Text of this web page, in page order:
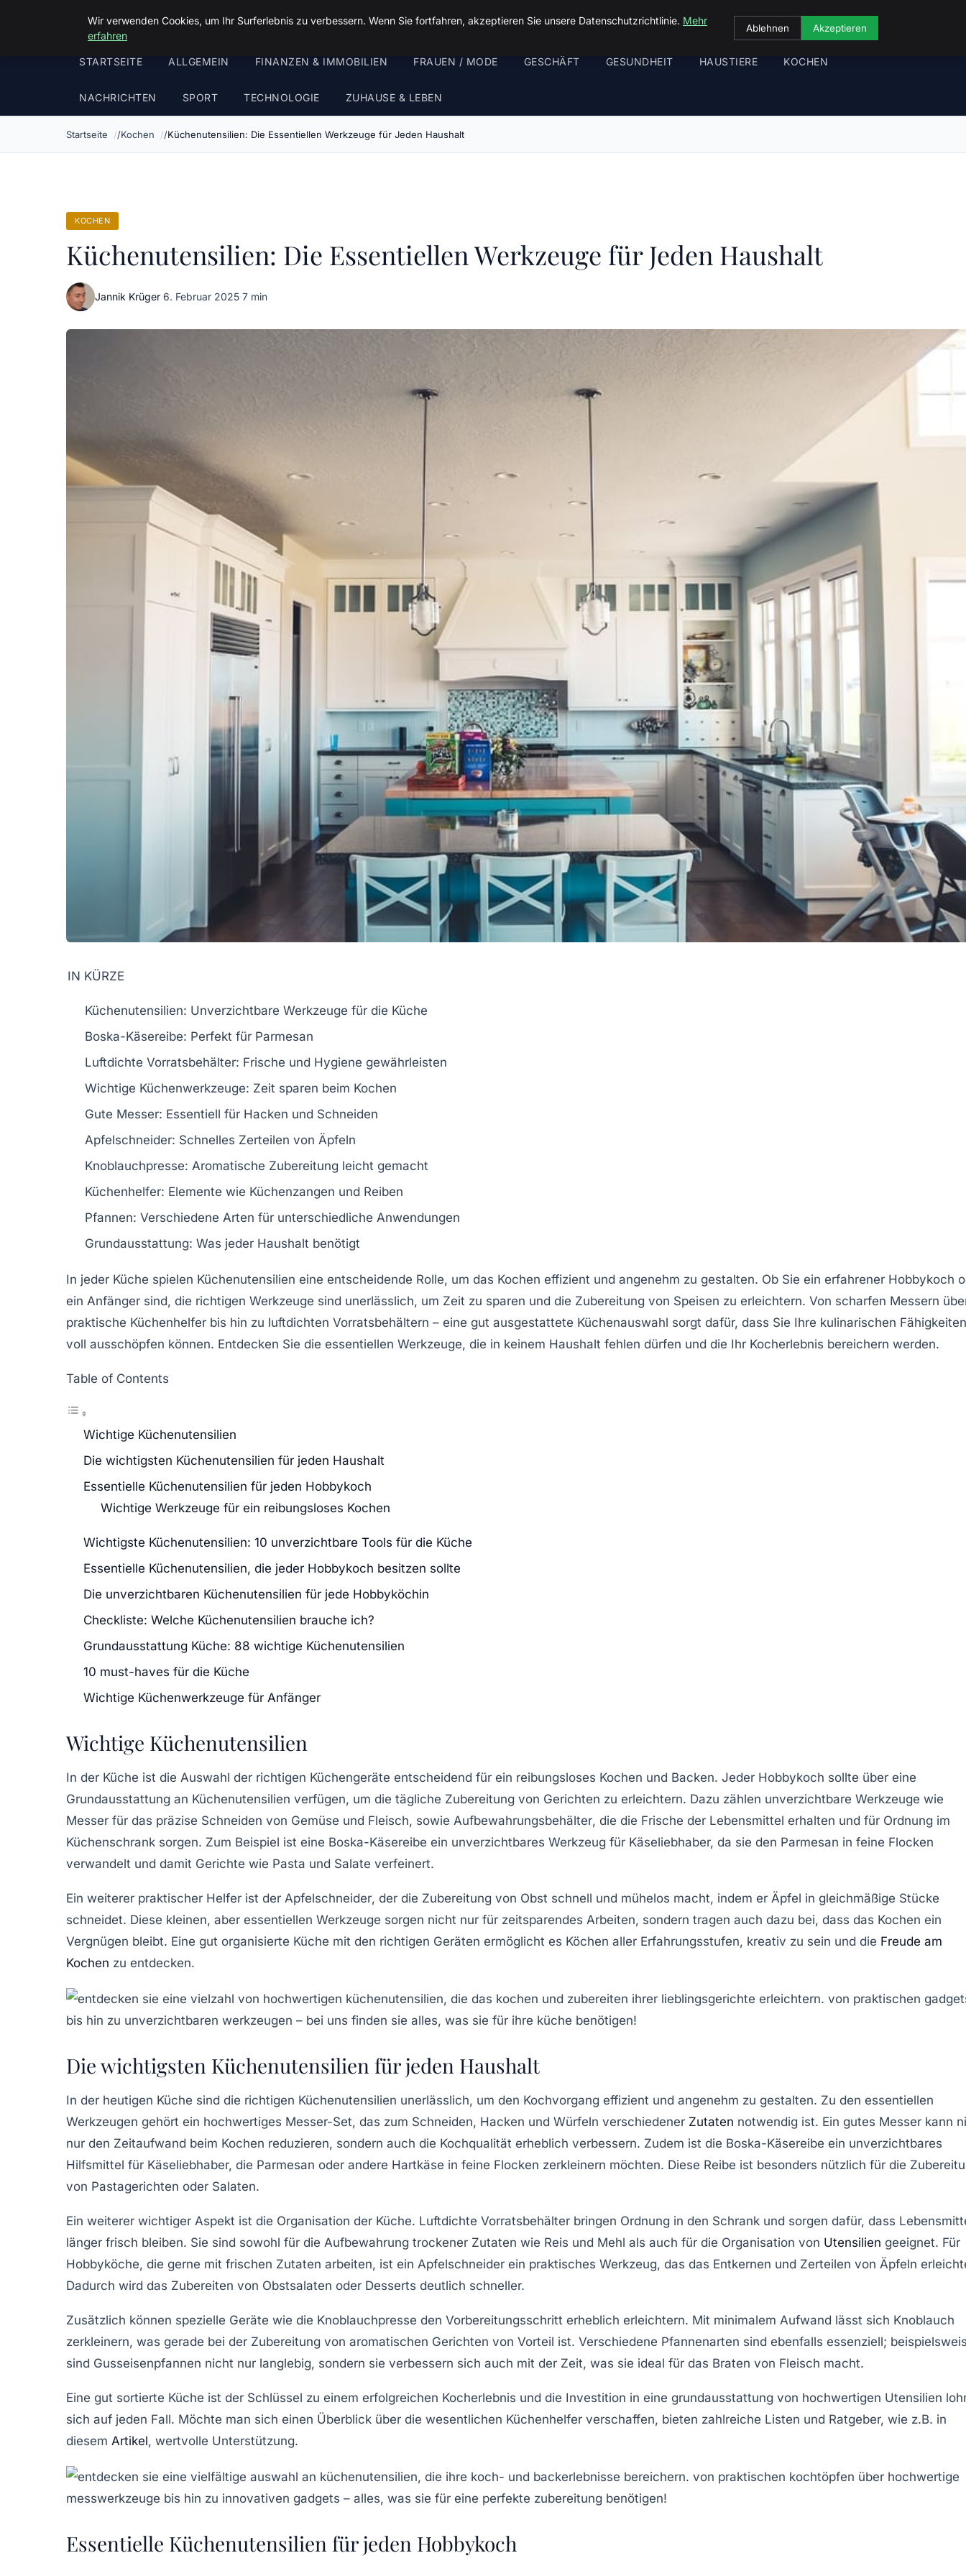
Malzminden
STARTSEITE ALLGEMEIN FINANZEN & IMMOBILIEN FRAUEN / MODE GESCHÄFT GESUNDHEIT HAUSTIERE KOCHEN
NACHRICHTEN SPORT TECHNOLOGIE ZUHAUSE & LEBEN
Startseite Kochen Küchenutensilien: Die Essentiellen Werkzeuge für Jeden Haushalt
KOCHEN
Küchenutensilien: Die Essentiellen Werkzeuge für Jeden Haushalt
Jannik Krüger·6. Februar 2025·7 min
IN KÜRZE
Küchenutensilien: Unverzichtbare Werkzeuge für die Küche
Boska-Käsereibe: Perfekt für Parmesan
Luftdichte Vorratsbehälter: Frische und Hygiene gewährleisten
Wichtige Küchenwerkzeuge: Zeit sparen beim Kochen
Gute Messer: Essentiell für Hacken und Schneiden
Apfelschneider: Schnelles Zerteilen von Äpfeln
Knoblauchpresse: Aromatische Zubereitung leicht gemacht
Küchenhelfer: Elemente wie Küchenzangen und Reiben
Pfannen: Verschiedene Arten für unterschiedliche Anwendungen
Grundausstattung: Was jeder Haushalt benötigt
In jeder Küche spielen Küchenutensilien eine entscheidende Rolle, um das Kochen effizient und angenehm zu gestalten. Ob Sie ein erfahrener Hobbykoch
ein Anfänger sind, die richtigen Werkzeuge sind unerlässlich, um Zeit zu sparen und die Zubereitung von Speisen zu erleichtern. Von scharfen Messern
praktische Küchenhelfer bis hin zu luftdichten Vorratsbehältern – eine gut ausgestattete Küchenauswahl sorgt dafür, dass Sie Ihre kulinarischen Fähigkeiten
voll ausschöpfen können. Entdecken Sie die essentiellen Werkzeuge, die in keinem Haushalt fehlen dürfen und die Ihr Kocherlebnis bereichern werden.
Table of Contents
Wichtige Küchenutensilien
Die wichtigsten Küchenutensilien für jeden Haushalt
Essentielle Küchenutensilien für jeden Hobbykoch
Wichtige Werkzeuge für ein reibungsloses Kochen
Wichtigste Küchenutensilien: 10 unverzichtbare Tools für die Küche
Essentielle Küchenutensilien, die jeder Hobbykoch besitzen sollte
Die unverzichtbaren Küchenutensilien für jede Hobbyköchin
Checkliste: Welche Küchenutensilien brauche ich?
Grundausstattung Küche: 88 wichtige Küchenutensilien
10 must-haves für die Küche
Wichtige Küchenwerkzeuge für Anfänger
Wichtige Küchenutensilien
In der Küche ist die Auswahl der richtigen Küchengeräte entscheidend für ein reibungsloses Kochen und Backen. Jeder Hobbykoch sollte über eine
Grundausstattung an Küchenutensilien verfügen, um die tägliche Zubereitung von Gerichten zu erleichtern. Dazu zählen unverzichtbare Werkzeuge wie
Messer für das präzise Schneiden von Gemüse und Fleisch, sowie Aufbewahrungsbehälter, die die Frische der Lebensmittel erhalten und für Ordnung im
Küchenschrank sorgen. Zum Beispiel ist eine Boska-Käsereibe ein unverzichtbares Werkzeug für Käseliebhaber, da sie den Parmesan in feine Flocken
verwandelt und damit Gerichte wie Pasta und Salate verfeinert.
Ein weiterer praktischer Helfer ist der Apfelschneider, der die Zubereitung von Obst schnell und mühelos macht, indem er Äpfel in gleichmäßige Stücke
schneidet. Diese kleinen, aber essentiellen Werkzeuge sorgen nicht nur für zeitsparendes Arbeiten, sondern tragen auch dazu bei, dass das Kochen ein
Vergnügen bleibt. Eine gut organisierte Küche mit den richtigen Geräten ermöglicht es Köchen aller Erfahrungsstufen, kreativ zu sein und die Freude am
Kochen zu entdecken.
Die wichtigsten Küchenutensilien für jeden Haushalt
In der heutigen Küche sind die richtigen Küchenutensilien unerlässlich, um den Kochvorgang effizient und angenehm zu gestalten. Zu den essentiellen
Werkzeugen gehört ein hochwertiges Messer-Set, das zum Schneiden, Hacken und Würfeln verschiedener Zutaten notwendig ist. Ein gutes Messer kann
nur den Zeitaufwand beim Kochen reduzieren, sondern auch die Kochqualität erheblich verbessern. Zudem ist die Boska-Käsereibe ein unverzichtbares
Hilfsmittel für Käseliebhaber, die Parmesan oder andere Hartkäse in feine Flocken zerkleinern möchten. Diese Reibe ist besonders nützlich für die
von Pastagerichten oder Salaten.
Ein weiterer wichtiger Aspekt ist die Organisation der Küche. Luftdichte Vorratsbehälter bringen Ordnung in den Schrank und sorgen dafür, dass
länger frisch bleiben. Sie sind sowohl für die Aufbewahrung trockener Zutaten wie Reis und Mehl als auch für die Organisation von Utensilien geeignet. Für
Hobbyköche, die gerne mit frischen Zutaten arbeiten, ist ein Apfelschneider ein praktisches Werkzeug, das das Entkernen und Zerteilen von Äpfeln
Dadurch wird das Zubereiten von Obstsalaten oder Desserts deutlich schneller.
Zusätzlich können spezielle Geräte wie die Knoblauchpresse den Vorbereitungsschritt erheblich erleichtern. Mit minimalem Aufwand lässt sich Knoblauch
zerkleinern, was gerade bei der Zubereitung von aromatischen Gerichten von Vorteil ist. Verschiedene Pfannenarten sind ebenfalls essenziell;
sind Gusseisenpfannen nicht nur langlebig, sondern sie verbessern sich auch mit der Zeit, was sie ideal für das Braten von Fleisch macht.
Eine gut sortierte Küche ist der Schlüssel zu einem erfolgreichen Kocherlebnis und die Investition in eine grundausstattung von hochwertigen Utensilien
sich auf jeden Fall. Möchte man sich einen Überblick über die wesentlichen Küchenhelfer verschaffen, bieten zahlreiche Listen und Ratgeber, wie z.B. in
diesem Artikel, wertvolle Unterstützung.
Essentielle Küchenutensilien für jeden Hobbykoch
Wir verwenden Cookies, um Ihr Surferlebnis zu verbessern. Wenn Sie fortfahren, akzeptieren Sie unsere Datenschutzrichtlinie. Mehr
erfahren
Ablehnen Akzeptieren